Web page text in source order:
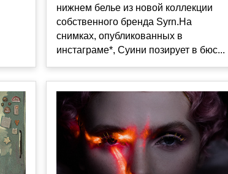
нижнем белье из новой коллекции
собственного бренда Syrn.На
снимках, опубликованных в
инстаграме*, Суини позирует в бюс...